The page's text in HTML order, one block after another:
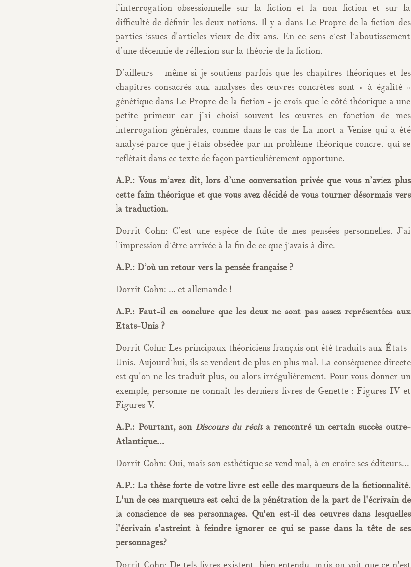
l’interrogation obsessionnelle sur la fiction et la non fiction et sur la
difficulté de définir les deux notions. Il y a dans Le Propre de la fiction des
parties issues d'articles vieux de dix ans. En ce sens c’est l’aboutissement
d’une décennie de réflexion sur la théorie de la fiction.
D’ailleurs – même si je soutiens parfois que les chapitres théoriques et les
chapitres consacrés aux analyses des œuvres concrètes sont « à égalité »
génétique dans Le Propre de la fiction - je crois que le côté théorique a une
petite primeur car j’ai choisi souvent les œuvres en fonction de mes
interrogation générales, comme dans le cas de La mort a Venise qui a été
analysé parce que j’étais obsédée par un problème théorique concret qui se
reflétait dans ce texte de façon particulièrement opportune.
A.P.: Vous m’avez dit, lors d’une conversation privée que vous n’aviez plus
cette faim théorique et que vous avez décidé de vous tourner désormais vers
la traduction.
Dorrit Cohn: C’est une espèce de fuite de mes pensées personnelles. J’ai
l’impression d’être arrivée à la fin de ce que j’avais à dire.
A.P.: D’où un retour vers la pensée française ?
Dorrit Cohn: … et allemande !
A.P.: Faut-il en conclure que les deux ne sont pas assez représentées aux
Etats-Unis ?
Dorrit Cohn: Les principaux théoriciens français ont été traduits aux États-
Unis. Aujourd’hui, ils se vendent de plus en plus mal. La conséquence directe
est qu'on ne les traduit plus, ou alors irrégulièrement. Pour vous donner un
exemple, personne ne connaît les derniers livres de Genette : Figures IV et
Figures V.
A.P.: Pourtant, son Discours du récita rencontré un certain succès outre-
Atlantique...
Dorrit Cohn: Oui, mais son esthétique se vend mal, à en croire ses éditeurs...
A.P.: La thèse forte de votre livre est celle des marqueurs de la fictionnalité.
L'un de ces marqueurs est celui de la pénétration de la part de l'écrivain de
la conscience de ses personnages. Qu'en est-il des oeuvres dans lesquelles
l'écrivain s'astreint à feindre ignorer ce qui se passe dans la tête de ses
personnages?